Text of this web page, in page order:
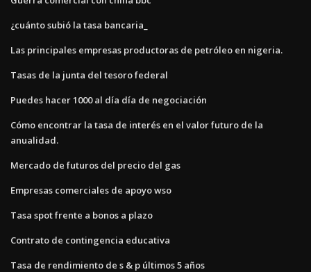
¿cuánto subió la tasa bancaria_
Las principales empresas productoras de petróleo en nigeria.
Tasas de la junta del tesoro federal
Puedes hacer 1000 al día día de negociación
Cómo encontrar la tasa de interés en el valor futuro de la
anualidad.
Mercado de futuros del precio del gas
Empresas comerciales de apoyo wso
Tasa spot frente a bonos a plazo
Contrato de contingencia educativa
Tasa de rendimiento de s & p últimos 5 años